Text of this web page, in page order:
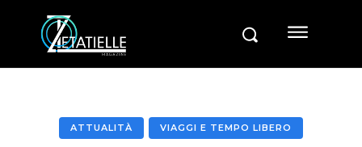
ATTUALITÀ VIAGGI E TEMPO LIBERO